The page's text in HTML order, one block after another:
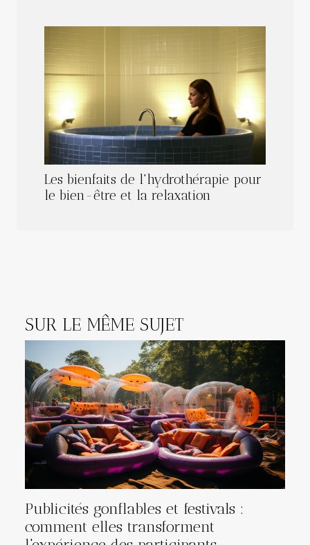
Les bienfaits de l'hydrothérapie pour
le bien-être et la relaxation
SUR LE MÊME SUJET
Publicités gonflables et festivals :
comment elles transforment